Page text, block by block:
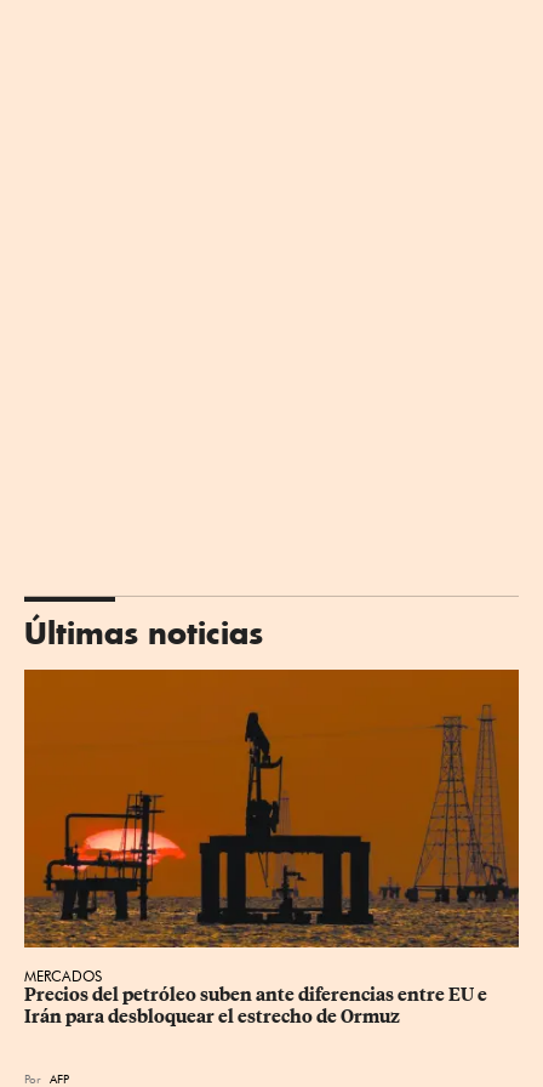
Últimas noticias
MERCADOS
Precios del petróleo suben ante diferencias entre EU e
Irán para desbloquear el estrecho de Ormuz
Por AFP